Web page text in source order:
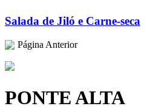
Salada de Jiló e Carne-seca
Página Anterior
PONTE ALTA